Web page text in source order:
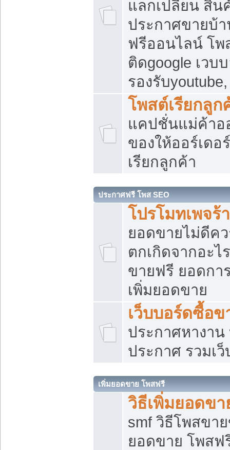
แลกเปลี่ยน สิน
ประกาศขายบ้
ฟรีออนไลน์ โพ
ติดgoogle เวบ
รองรับ
โพสต์เรียกลูก
แคปชั่นแม่ค้าอ
ของให้ออร์เดอ
เรียกลูกค้า
ประกาศฟรี โพส SEO
โปรโมทเพจร้
ยอดขายไม่ดีค
ตกเกิดจากอะไ
ขายฟรี ยอดกา
เพิ่มยอดขาย
เว็บบอร์ดซื้อข
ประกาศหางาน
ประกาศ รวมเ
เพิ่มยอดขาย โพสฟรี
วิธีเพิ่มยอดข
smf วิธีโพสขา
ยอดขาย โพสฟ